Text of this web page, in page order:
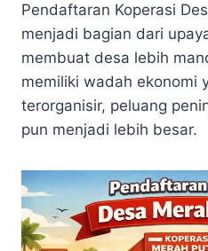
Pendaftaran Koperasi
menjadi bagian dari
membuat desa lebih
memiliki wadah ekonomi
terorganisir, peluang
pun menjadi lebih besar.